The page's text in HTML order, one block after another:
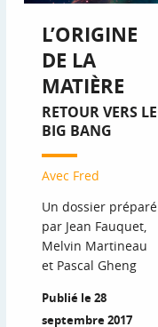
L’ORIGINE
DE LA
MATIÈRE
RETOUR VERS LE
BIG BANG
Avec Fred
Un dossier préparé
par Jean Fauquet,
Melvin Martineau
et Pascal Gheng
Publié le 28
septembre 2017